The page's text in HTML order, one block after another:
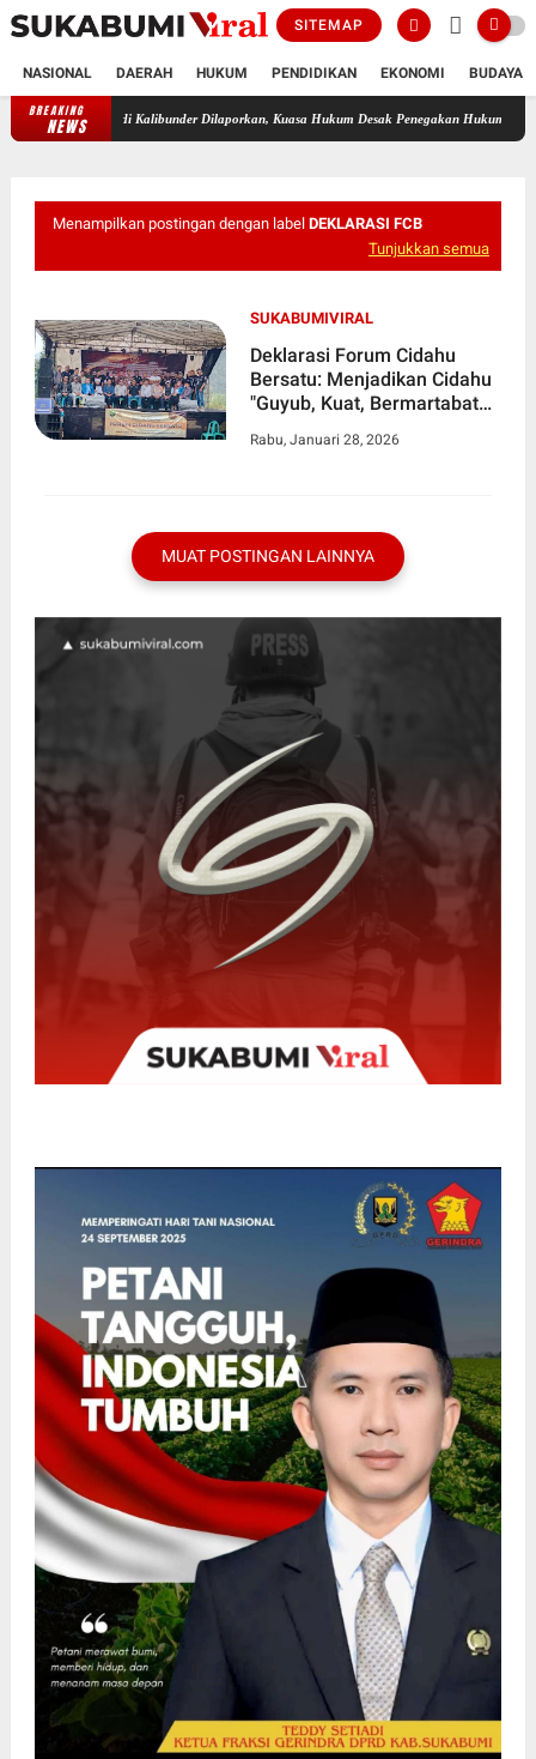
SITEMAP
NASIONAL DAERAH HUKUM PENDIDIKAN EKONOMI BUDAYA
BREAKING
NEWS
Guru ASN di Kalibunder Dilaporkan, Kuasa Hukum Desak Penegakan Hukum dan Etika
Menampilkan postingan dengan label DEKLARASI FCB
Tunjukkan semua
SUKABUMIVIRAL
Deklarasi Forum Cidahu
Bersatu: Menjadikan Cidahu
"Guyub, Kuat, Bermartabat
Rabu, Januari 28, 2026
MUAT POSTINGAN LAINNYA